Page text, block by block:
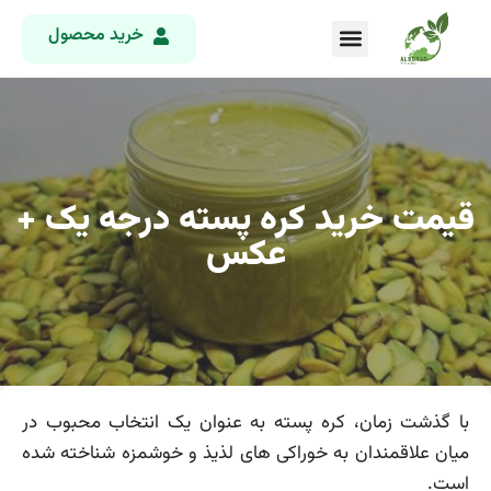
خرید محصول
قیمت خرید کره پسته درجه یک +
عکس
با گذشت زمان، کره پسته به عنوان یک انتخاب محبوب در
میان علاقمندان به خوراکی های لذیذ و خوشمزه شناخته شده
است.